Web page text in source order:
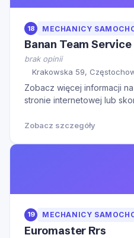
18 MECHANICY
Banan Team Service
brak opinii
Krakowska 59,
Zobacz więcej informacji
stronie internetowej lub
Zobacz szczegóły
19 MECHANICY
Euromaster Rrs